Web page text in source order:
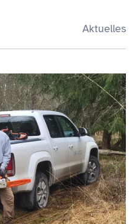
Aktuelles